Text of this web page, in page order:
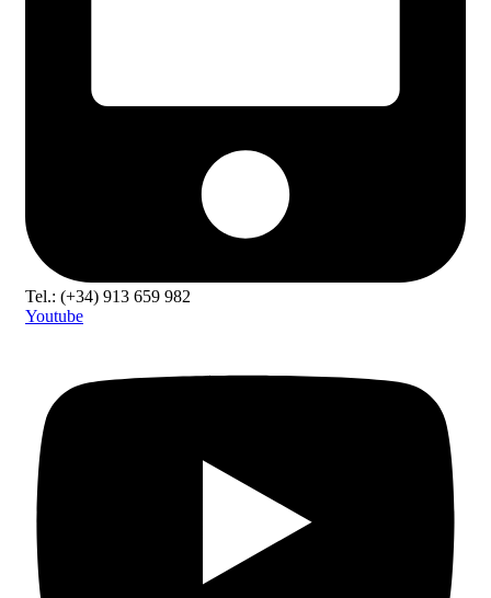
Tel.: (+34) 913 659 982
Youtube